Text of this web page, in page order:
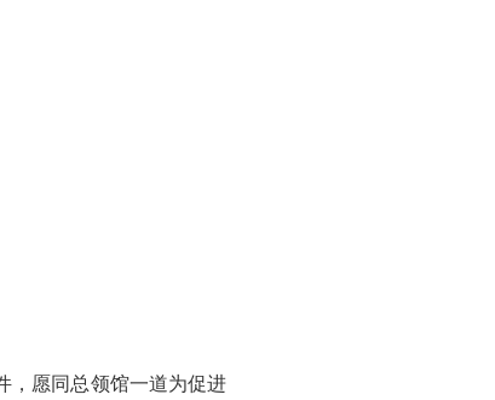
，愿同总领馆一道为促进